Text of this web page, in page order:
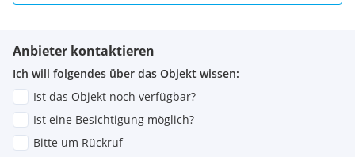
Anbieter kontaktieren
Ich will folgendes über das Objekt wissen:
Ist das Objekt noch verfügbar?
Ist eine Besichtigung möglich?
Bitte um Rückruf